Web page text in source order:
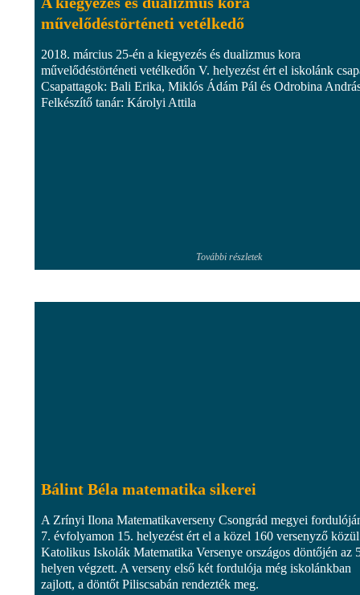
művelődéstörténeti vetélkedő
2018. március 25-én a kiegyezés és dualizmus kora
művelődéstörténeti vetélkedőn V. helyezést ért el iskolánk
Csapattagok: Bali Erika, Miklós Ádám Pál és Odrobina
Felkészítő tanár: Károlyi Attila
További részletek
Bálint Béla matematika sikerei
A Zrínyi Ilona Matematikaverseny Csongrád megyei
7. évfolyamon 15. helyezést ért el a közel 160 versenyző
Katolikus Iskolák Matematika Versenye országos döntőjén az
helyen végzett. A verseny első két fordulója még iskolánkban
zajlott, a döntőt Piliscsabán rendezték meg.